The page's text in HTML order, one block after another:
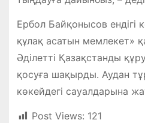
Ербол Байқонысов ендігі
құлақ асатын мемлекет»
Әділетті Қазақстанды
қосуға шақырды. Аудан
көкейдегі сауалдарына
Post Views: 121